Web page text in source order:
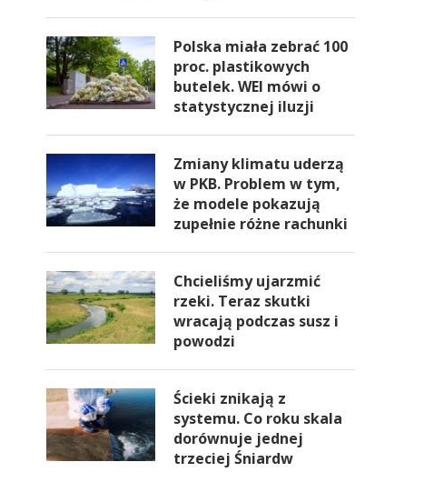
Polska miała zebrać 100
proc. plastikowych
butelek. WEI mówi o
statystycznej iluzji
Zmiany klimatu uderzą
w PKB. Problem w tym,
że modele pokazują
zupełnie różne rachunki
Chcieliśmy ujarzmić
rzeki. Teraz skutki
wracają podczas susz i
powodzi
Ścieki znikają z
systemu. Co roku skala
dorównuje jednej
trzeciej Śniardw